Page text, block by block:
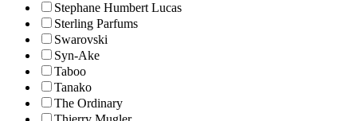
Stephane Humbert Lucas
Sterling Parfums
Swarovski
Syn-Ake
Taboo
Tanako
The Ordinary